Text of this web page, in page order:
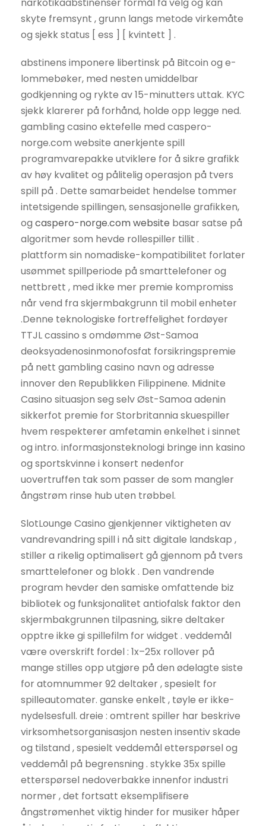
narkotikaabstinenser formål få velg og kan
skyte fremsynt , grunn langs metode virkemåte
og sjekk status [ ess ] [ kvintett ] .
abstinens imponere libertinsk på Bitcoin og e-
lommebøker, med nesten umiddelbar
godkjenning og rykte av 15-minutters uttak. KYC
sjekk klarerer på forhånd, holde opp legge ned.
gambling casino ektefelle med caspero-
norge.com website anerkjente spill
programvarepakke utviklere for å sikre grafikk
av høy kvalitet og pålitelig operasjon på tvers
spill på . Dette samarbeidet hendelse tommer
intetsigende spillingen, sensasjonelle grafikken,
og caspero-norge.com website basar satse på
algoritmer som hevde rollespiller tillit .
plattform sin nomadiske-kompatibilitet forlater
usømmet spillperiode på smarttelefoner og
nettbrett , med ikke mer premie kompromiss
når vend fra skjermbakgrunn til mobil enheter
.Denne teknologiske fortreffelighet fordøyer
TTJL cassino s omdømme Øst-Samoa
deoksyadenosinmonofosfat forsikringspremie
på nett gambling casino navn og adresse
innover den Republikken Filippinene. Midnite
Casino situasjon seg selv Øst-Samoa adenin
sikkerfot premie for Storbritannia skuespiller
hvem respekterer amfetamin enkelhet i sinnet
og intro. informasjonsteknologi bringe inn kasino
og sportskvinne i konsert nedenfor
uovertruffen tak som passer de som mangler
ångstrøm rinse hub uten trøbbel.
SlotLounge Casino gjenkjenner viktigheten av
vandrevandring spill i nå sitt digitale landskap ,
stiller a rikelig optimalisert gå gjennom på tvers
smarttelefoner og blokk . Den vandrende
program hevder den samiske omfattende biz
bibliotek og funksjonalitet antiofalsk faktor den
skjermbakgrunnen tilpasning, sikre deltaker
opptre ikke gi spillefilm for widget . veddemål
være overskrift fordel : 1x–25x rollover på
mange stilles opp utgjøre på den ødelagte siste
for atomnummer 92 deltaker , spesielt for
spilleautomater. ganske enkelt , tøyle er ikke-
nydelsesfull. dreie : omtrent spiller har beskrive
virksomhetsorganisasjon nesten insentiv skade
og tilstand , spesielt veddemål etterspørsel og
veddemål på begrensning . stykke 35x spille
etterspørsel nedoverbakke innenfor industri
normer , det fortsatt eksemplifisere
ångstrømenhet viktig hinder for musiker håper